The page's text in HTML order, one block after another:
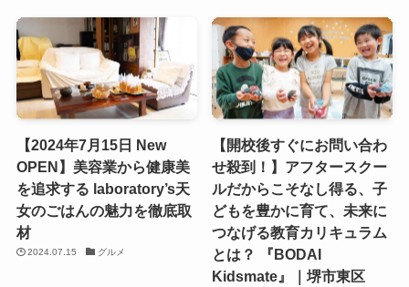
【2024年7月15日 New
OPEN】美容業から健康美
を追求する laboratory’s天
女のごはんの魅力を徹底取
材
2024.07.15 グルメ
【開校後すぐにお問い合わ
せ殺到！】アフタースクー
ルだからこそなし得る、子
どもを豊かに育て、未来に
つなげる教育カリキュラム
とは？ 『BODAI
Kidsmate』｜堺市東区